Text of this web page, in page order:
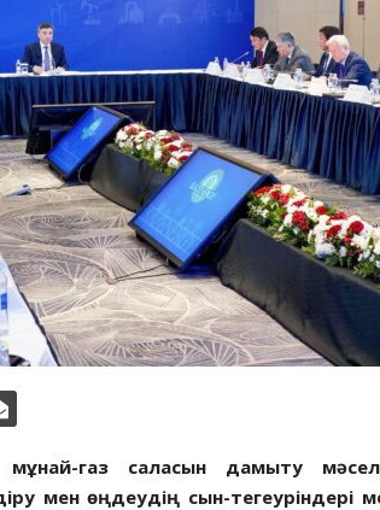
газ саласын дамыту
мен өңдеудің сын-тегеуріндері